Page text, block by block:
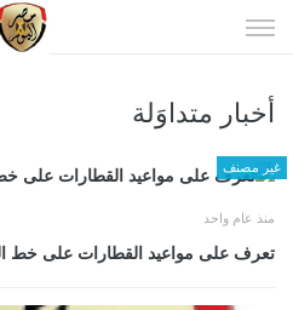
الى
أخبار متداوَلة
غير مصنف
منذ عام واحد
تعرف على مواعيد القطارات على خط